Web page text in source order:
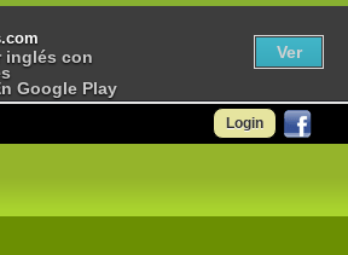
Login
inglés con
Google Play
Ver